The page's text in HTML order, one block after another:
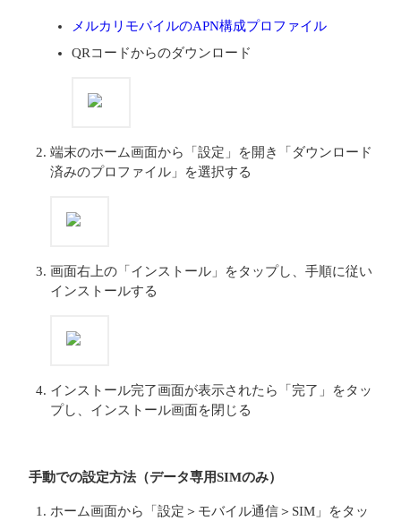
メルカリモバイルのAPN構成プロファイル
QRコードからのダウンロード
端末のホーム画面から「設定」を開き「ダウンロード
済みのプロファイル」を選択する
画面右上の「インストール」をタップし、手順に従い
インストールする
インストール完了画面が表示されたら「完了」をタッ
プし、インストール画面を閉じる
手動での設定方法（データ専用SIMのみ）
ホーム画面から「設定＞モバイル通信＞SIM」をタッ